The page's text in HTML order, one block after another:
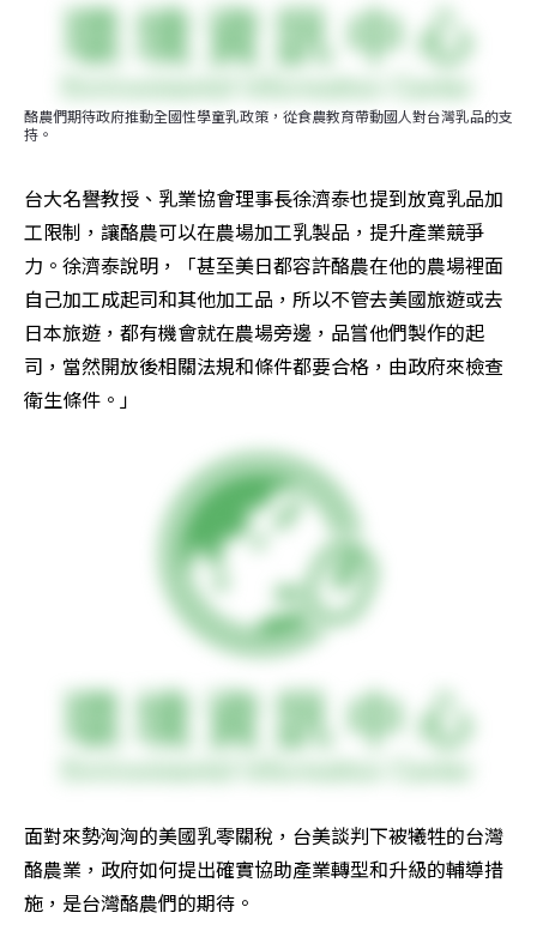
酪農們期待政府推動全國性學童乳政策，從食農教育帶動國人對台灣乳品的支
持。
台大名譽教授、乳業協會理事長徐濟泰也提到放寬乳品加
工限制，讓酪農可以在農場加工乳製品，提升產業競爭
力。徐濟泰說明，「甚至美日都容許酪農在他的農場裡面
自己加工成起司和其他加工品，所以不管去美國旅遊或去
日本旅遊，都有機會就在農場旁邊，品嘗他們製作的起
司，當然開放後相關法規和條件都要合格，由政府來檢查
衛生條件。」
面對來勢洶洶的美國乳零關稅，台美談判下被犧牲的台灣
酪農業，政府如何提出確實協助產業轉型和升級的輔導措
施，是台灣酪農們的期待。